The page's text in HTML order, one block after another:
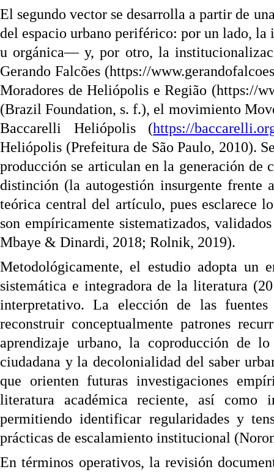
El segundo vector se desarrolla a partir de
del espacio urbano periférico: por un lado,
u orgánica— y, por otro, la
Gerando Falcões (https://
Moradores de Heliópolis e Região (https://
(Brazil Foundation, s. f.), el movimiento
Baccarelli Heliópolis (https://
Heliópolis (Prefeitura de São Paulo, 2010).
producción se articulan en la generación
distinción (la autogestión insurgente
teórica central del artículo, pues esclarece
son empíricamente sistematizados,
Mbaye & Dinardi, 2018; Rolnik, 2019).
Metodológicamente, el estudio adopta un
sistemática e integradora de la literatura
interpretativo. La elección de las
reconstruir conceptualmente patrones
aprendizaje urbano, la coproducción de
ciudadana y la decolonialidad del saber
que orienten futuras investigaciones
literatura académica reciente, así como
permitiendo identificar regularidades y
prácticas de escalamiento institucional
En términos operativos, la revisión